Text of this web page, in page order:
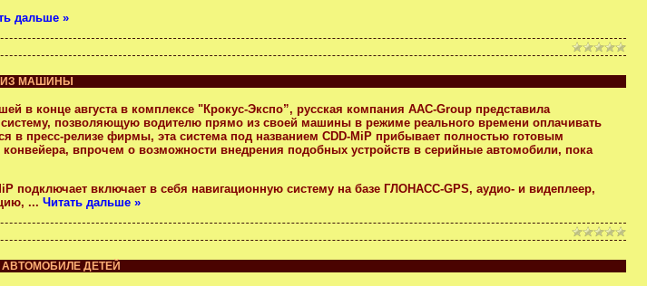
дальше »
ИЗ МАШИНЫ
в конце августа в комплексе "Крокус-Экспо”, русская компания AAC-Group представила
позволяющую водителю прямо из своей машины в режиме реального времени оплачивать
в пресс-релизе фирмы, эта система под названием CDD-MiP прибывает полностью готовым
впрочем о возможности внедрения подобных устройств в серийные автомобили, пока
подключает включает в себя навигационную систему на базе ГЛОНАСС-GPS, аудио- и видеплеер,
... Читать дальше »
ДЕТЕЙ